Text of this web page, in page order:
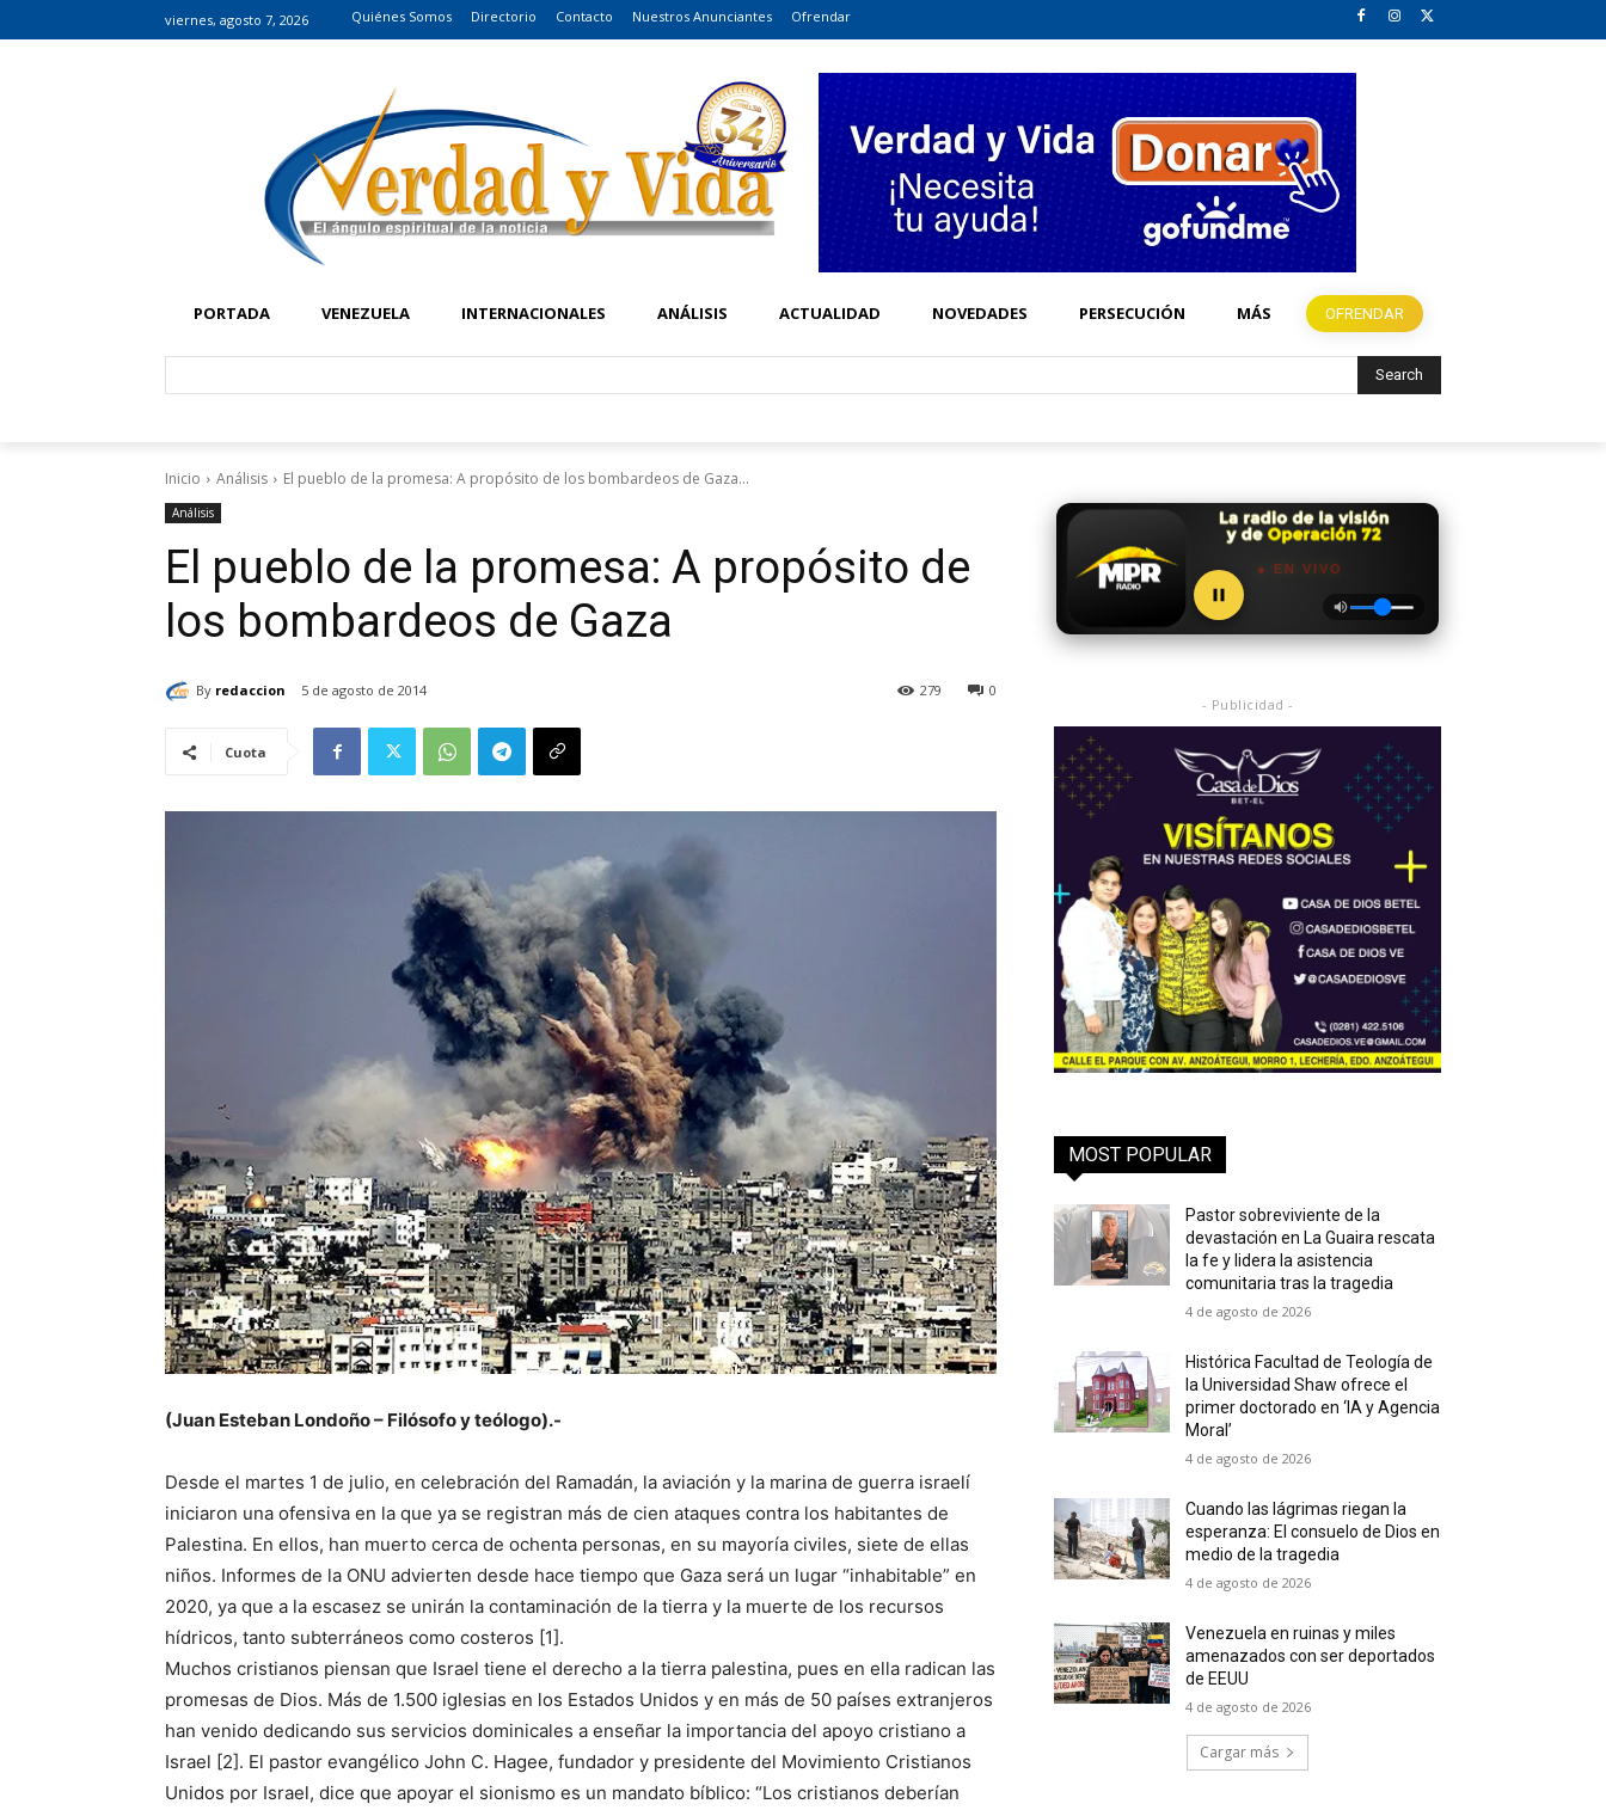
viernes, agosto 7, 2026 Quiénes Somos Directorio Contacto Nuestros Anunciantes Ofrendar
PORTADA VENEZUELA INTERNACIONALES ANÁLISIS ACTUALIDAD NOVEDADES PERSECUCIÓN MÁS OFRENDAR
Search
Inicio Análisis El pueblo de la promesa: A propósito de los bombardeos de Gaza...
Análisis
El pueblo de la promesa: A propósito de
los bombardeos de Gaza
By redaccion 5 de agosto de 2014 0
279
Cuota
(Juan Esteban Londoño – Filósofo y teólogo).-
Desde el martes 1 de julio, en celebración del Ramadán, la aviación y la marina de guerra israelí
iniciaron una ofensiva en la que ya se registran más de cien ataques contra los habitantes de
Palestina. En ellos, han muerto cerca de ochenta personas, en su mayoría civiles, siete de ellas
niños. Informes de la ONU advierten desde hace tiempo que Gaza será un lugar “inhabitable” en
2020, ya que a la escasez se unirán la contaminación de la tierra y la muerte de los recursos
hídricos, tanto subterráneos como costeros [1].
Muchos cristianos piensan que Israel tiene el derecho a la tierra palestina, pues en ella radican las
promesas de Dios. Más de 1.500 iglesias en los Estados Unidos y en más de 50 países extranjeros
han venido dedicando sus servicios dominicales a enseñar la importancia del apoyo cristiano a
Israel [2]. El pastor evangélico John C. Hagee, fundador y presidente del Movimiento Cristianos
Unidos por Israel, dice que apoyar el sionismo es un mandato bíblico: “Los cristianos deberían
● EN VIVO
- Publicidad -
MOST POPULAR
Pastor sobreviviente de la
devastación en La Guaira rescata
la fe y lidera la asistencia
comunitaria tras la tragedia
4 de agosto de 2026
Histórica Facultad de Teología de
la Universidad Shaw ofrece el
primer doctorado en ‘IA y Agencia
Moral’
4 de agosto de 2026
Cuando las lágrimas riegan la
esperanza: El consuelo de Dios en
medio de la tragedia
4 de agosto de 2026
Venezuela en ruinas y miles
amenazados con ser deportados
de EEUU
4 de agosto de 2026
Cargar más